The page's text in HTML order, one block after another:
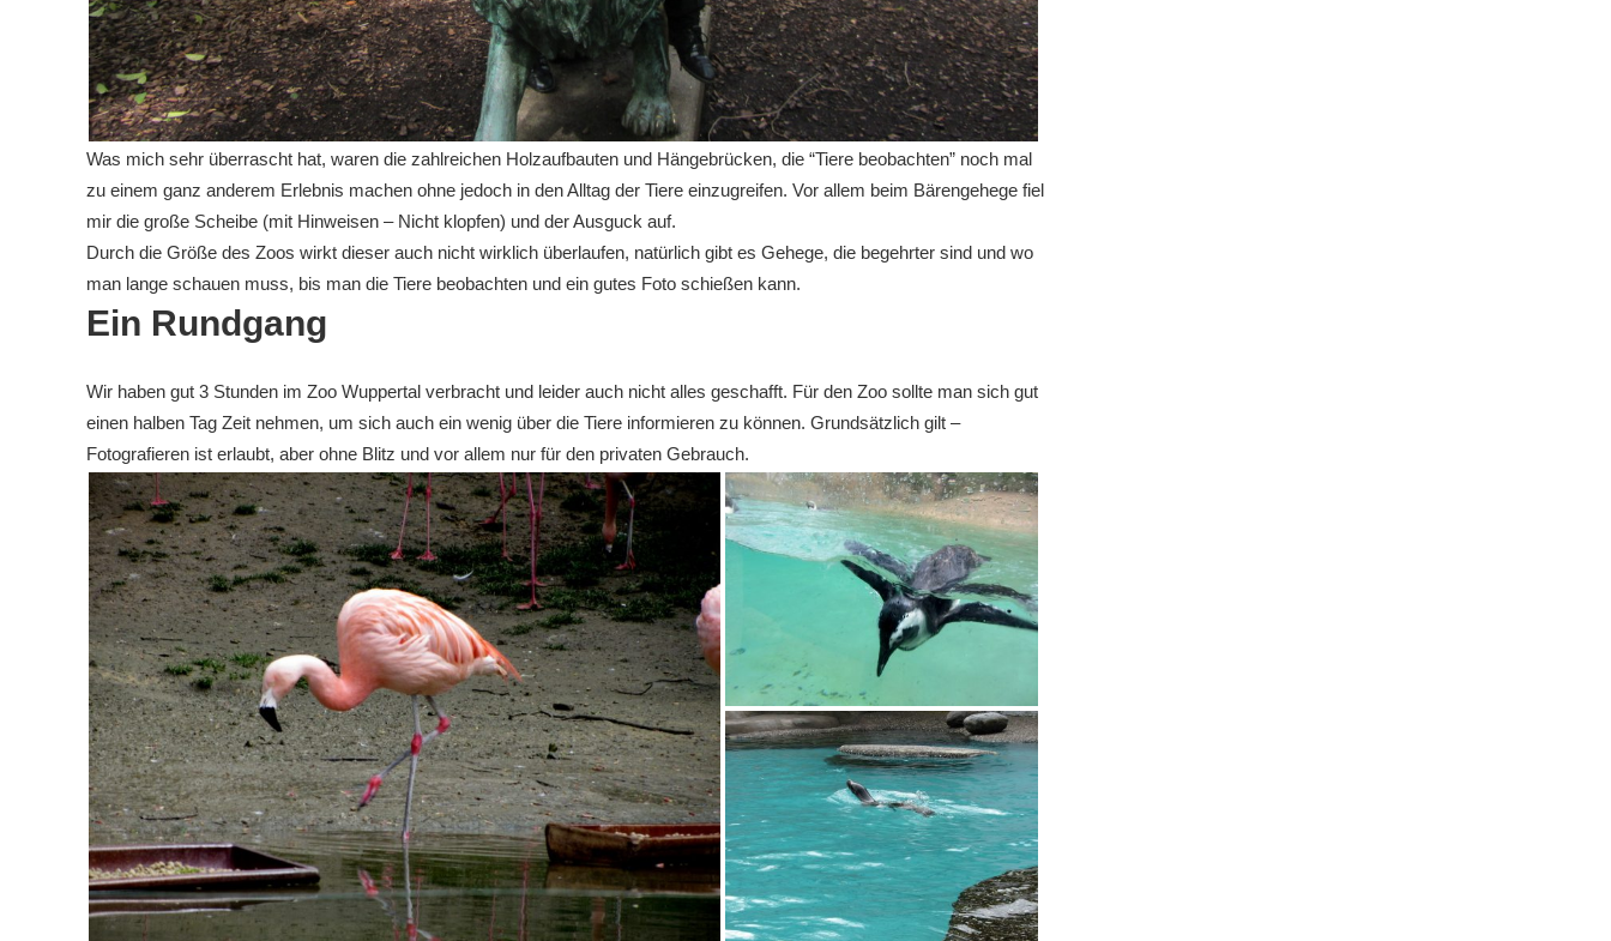
Was mich sehr überrascht hat, waren die zahlreichen Holzaufbauten und Hängebrücken, die “Tiere beobachten” noch mal
zu einem ganz anderem Erlebnis machen ohne jedoch in den Alltag der Tiere einzugreifen. Vor allem beim Bärengehege fiel
mir die große Scheibe (mit Hinweisen – Nicht klopfen) und der Ausguck auf.
Durch die Größe des Zoos wirkt dieser auch nicht wirklich überlaufen, natürlich gibt es Gehege, die begehrter sind und wo
man lange schauen muss, bis man die Tiere beobachten und ein gutes Foto schießen kann.
Ein Rundgang
Wir haben gut 3 Stunden im Zoo Wuppertal verbracht und leider auch nicht alles geschafft. Für den Zoo sollte man sich gut
einen halben Tag Zeit nehmen, um sich auch ein wenig über die Tiere informieren zu können. Grundsätzlich gilt –
Fotografieren ist erlaubt, aber ohne Blitz und vor allem nur für den privaten Gebrauch.